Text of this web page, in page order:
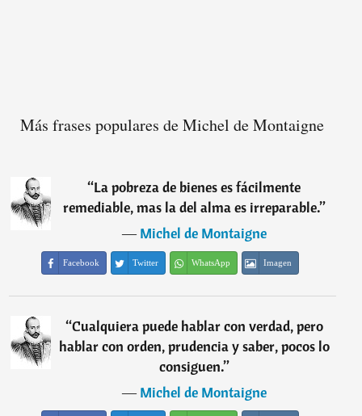
Más frases populares de Michel de Montaigne
“La pobreza de bienes es fácilmente
remediable, mas la del alma es irreparable.”
―Michel de Montaigne
Facebook Twitter WhatsApp Imagen
“Cualquiera puede hablar con verdad, pero
hablar con orden, prudencia y saber, pocos lo
consiguen.”
―Michel de Montaigne